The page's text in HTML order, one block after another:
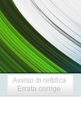
Avviso di rettifica
Errata corrige